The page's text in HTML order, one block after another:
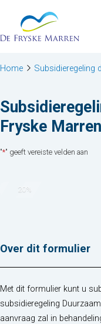
Ga naar de inhoud
Home Subsidieregeling
Fryske Marren
"*" geeft vereiste velden aan
20%
Over dit formulier
Met dit formulier kunt u
subsidieregeling
aanvraag zal in
van